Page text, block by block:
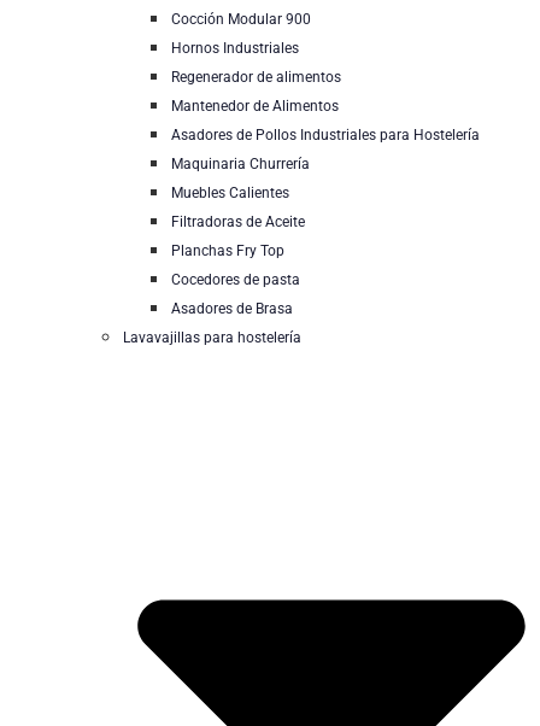
Cocción Modular 900
Hornos Industriales
Regenerador de alimentos
Mantenedor de Alimentos
Asadores de Pollos Industriales para Hostelería
Maquinaria Churrería
Muebles Calientes
Filtradoras de Aceite
Planchas Fry Top
Cocedores de pasta
Asadores de Brasa
Lavavajillas para hostelería